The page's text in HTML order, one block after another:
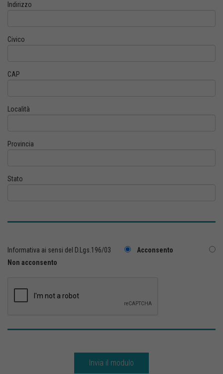
Indirizzo
Civico
CAP
Località
Provincia
Stato
Informativa ai sensi del D.Lgs.196/03
Acconsento
Non acconsento
Invia il modulo